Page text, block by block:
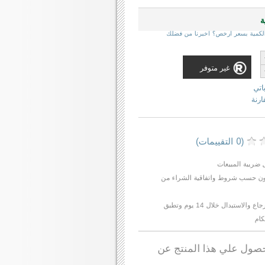
بسعر ارخص؟ اخبرنا من فضلك
غير متوفر
(0 التقييمات)
المبيعات
حسب شروط واتفاقية الشراء من
> يمكن الاسترجاع والاستبدال خلال 14 يوم وتطبق
علي هذا المنتج عن